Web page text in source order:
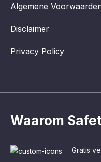
Waarom
Gratis
Algemene
Disclaimer
Privacy Policy